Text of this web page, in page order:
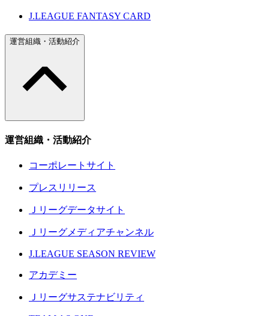
J.LEAGUE FANTASY CARD
運営組織・活動紹介
運営組織・活動紹介
コーポレートサイト
プレスリリース
Ｊリーグデータサイト
Ｊリーグメディアチャンネル
J.LEAGUE SEASON REVIEW
アカデミー
Ｊリーグサステナビリティ